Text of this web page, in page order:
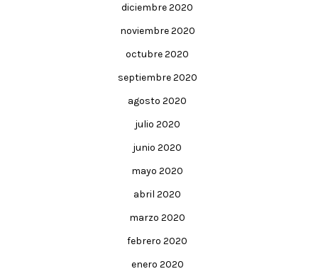
diciembre 2020
noviembre 2020
octubre 2020
septiembre 2020
agosto 2020
julio 2020
junio 2020
mayo 2020
abril 2020
marzo 2020
febrero 2020
enero 2020